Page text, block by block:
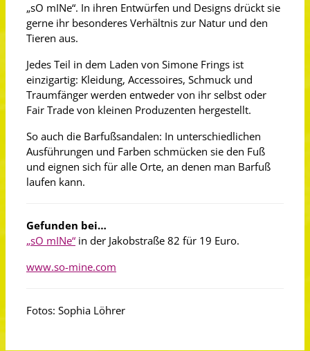
„sO mINe“. In ihren Entwürfen und Designs drückt sie
gerne ihr besonderes Verhältnis zur Natur und den
Tieren aus.
Jedes Teil in dem Laden von Simone Frings ist
einzigartig: Kleidung, Accessoires, Schmuck und
Traumfänger werden entweder von ihr selbst oder
Fair Trade von kleinen Produzenten hergestellt.
So auch die Barfußsandalen: In unterschiedlichen
Ausführungen und Farben schmücken sie den Fuß
und eignen sich für alle Orte, an denen man Barfuß
laufen kann.
Gefunden bei…
„sO mINe“ in der Jakobstraße 82 für 19 Euro.
www.so-mine.com
Fotos: Sophia Löhrer